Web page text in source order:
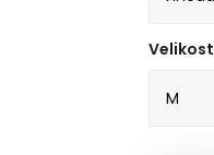
Velikost